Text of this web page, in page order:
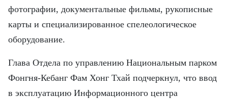
фотографии, документальные фильмы, рукописные
карты и специализированное спелеологическое
оборудование.
Глава Отдела по управлению Национальным парком
Фонгня-Кебанг Фам Хонг Тхай подчеркнул, что ввод
в эксплуатацию Информационного центра